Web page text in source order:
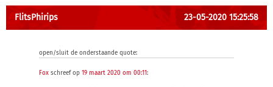
FlitsPhirips 23-05-2020 15:25:58
open/sluit de onderstaande quote:
Fox schreef op 19 maart 2020 om 00:11: